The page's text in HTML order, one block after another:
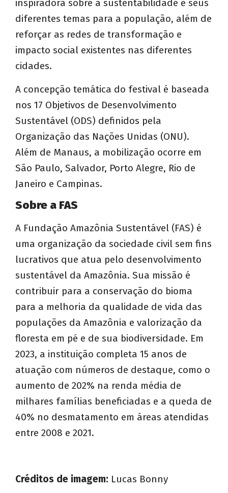
inspiradora sobre a sustentabilidade e seus
diferentes temas para a população, além de
reforçar as redes de transformação e
impacto social existentes nas diferentes
cidades.
A concepção temática do festival é baseada
nos 17 Objetivos de Desenvolvimento
Sustentável (ODS) definidos pela
Organização das Nações Unidas (ONU).
Além de Manaus, a mobilização ocorre em
São Paulo, Salvador, Porto Alegre, Rio de
Janeiro e Campinas.
Sobre a FAS
A Fundação Amazônia Sustentável (FAS) é
uma organização da sociedade civil sem fins
lucrativos que atua pelo desenvolvimento
sustentável da Amazônia. Sua missão é
contribuir para a conservação do bioma
para a melhoria da qualidade de vida das
populações da Amazônia e valorização da
floresta em pé e de sua biodiversidade. Em
2023, a instituição completa 15 anos de
atuação com números de destaque, como o
aumento de 202% na renda média de
milhares famílias beneficiadas e a queda de
40% no desmatamento em áreas atendidas
entre 2008 e 2021.
Créditos de imagem: Lucas Bonny